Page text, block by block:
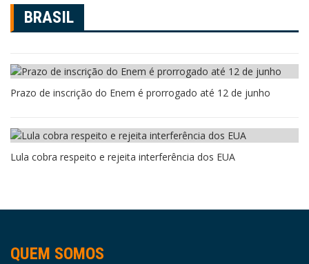
BRASIL
Prazo de inscrição do Enem é prorrogado até 12 de junho
Lula cobra respeito e rejeita interferência dos EUA
QUEM SOMOS